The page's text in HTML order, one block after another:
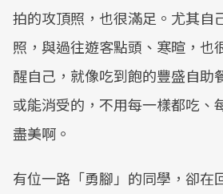
拍的攻頂照，也很滿足。尤其自
照，與過往遊客點頭、寒暄，也
醒自己，就像吃到飽的豐盛自助
或能消受的，不用每一樣都吃、
盡美啊。
有位一路「勇腳」的同學，卻在